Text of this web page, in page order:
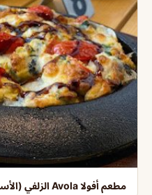
مطعم أفولا Avola الزلفي (الأسعار + المنيو + الموقع )